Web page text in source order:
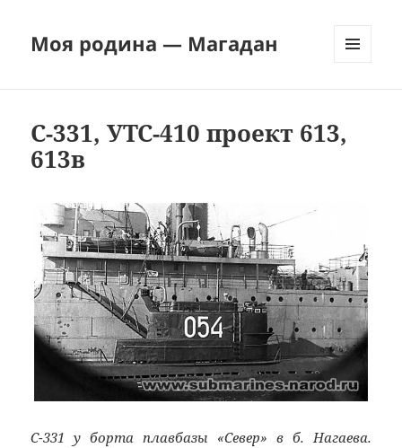
Моя родина — Магадан
С-331, УТС-410 проект 613,
613в
С-331 у борта плавбазы «Север» в б. Нагаева.